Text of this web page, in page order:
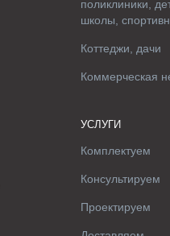
поликлиники,
школы,
Коттеджи, дачи
Коммерческая
УСЛУГИ
Комплектуем
Консультируем
Проектируем